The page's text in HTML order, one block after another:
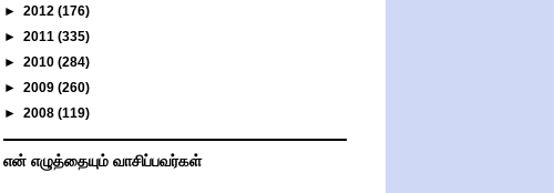
► 2012 (176)
► 2011 (335)
► 2010 (284)
► 2009 (260)
► 2008 (119)
என் எழுத்தையும் வாசிப்பவர்கள்